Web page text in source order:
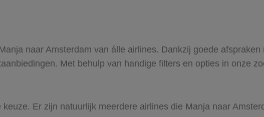
naar Amsterdam van álle airlines. Dankzij goede afspraken
Met behulp van handige filters en opties in onze
Er zijn natuurlijk meerdere airlines die Manja naar